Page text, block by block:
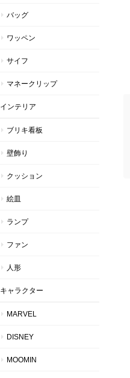
バッグ
ワッペン
サイフ
マネークリップ
インテリア
ブリキ看板
壁飾り
クッション
絵皿
ランプ
ファン
人形
キャラクター
MARVEL
DISNEY
MOOMIN